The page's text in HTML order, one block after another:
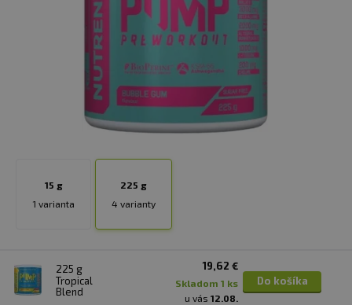
15 g
1 varianta
225 g
4 varianty
225 g
Tropical
Blend
19,62 €
skladom 1 ks
u vás 12.08.
Do košíka